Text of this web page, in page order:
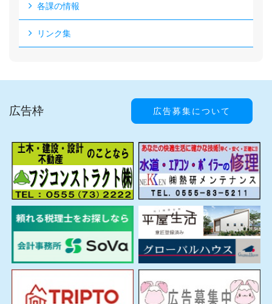
各課の情報
リンク集
広告枠 広告募集について